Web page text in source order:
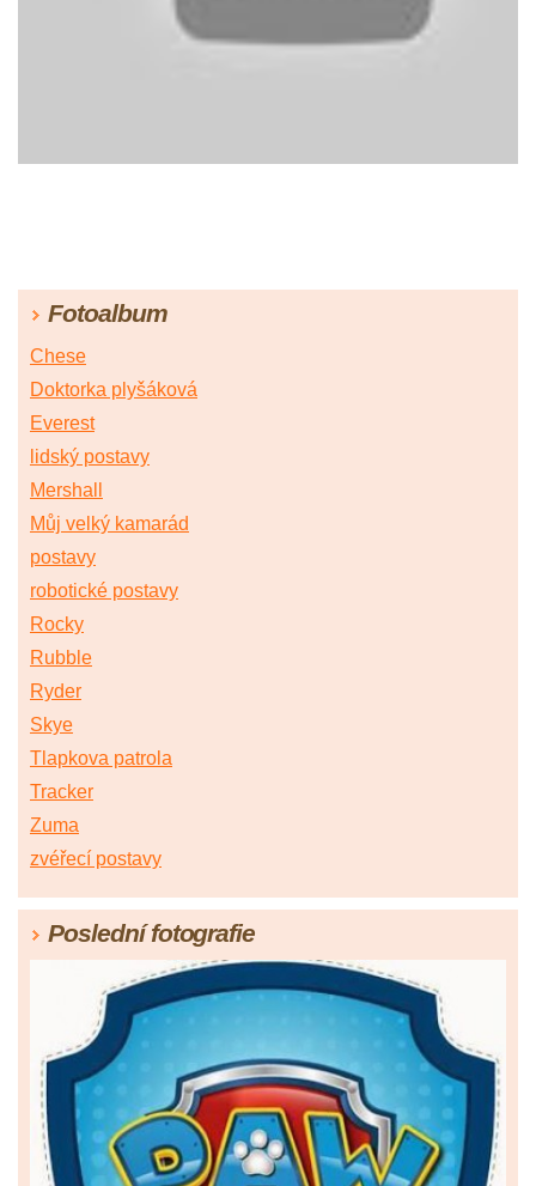
Fotoalbum
Chese
Doktorka plyšáková
Everest
lidský postavy
Mershall
Můj velký kamarád
postavy
robotické postavy
Rocky
Rubble
Ryder
Skye
Tlapkova patrola
Tracker
Zuma
zvéřecí postavy
Poslední fotografie